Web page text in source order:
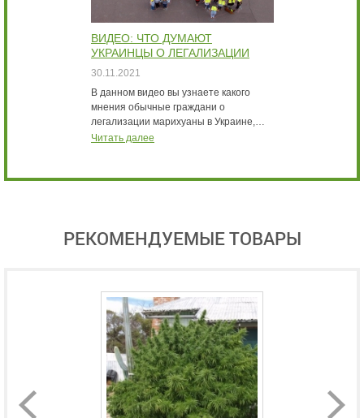
ВИДЕО: ЧТО ДУМАЮТ
УКРАИНЦЫ О ЛЕГАЛИЗАЦИИ
МАРИХУАНЫ ИНТЕРВЬЮ
30.11.2021
В данном видео вы узнаете какого
мнения обычные граждани о
легализации марихуаны в Украине,…
Читать далее
РЕКОМЕНДУЕМЫЕ ТОВАРЫ